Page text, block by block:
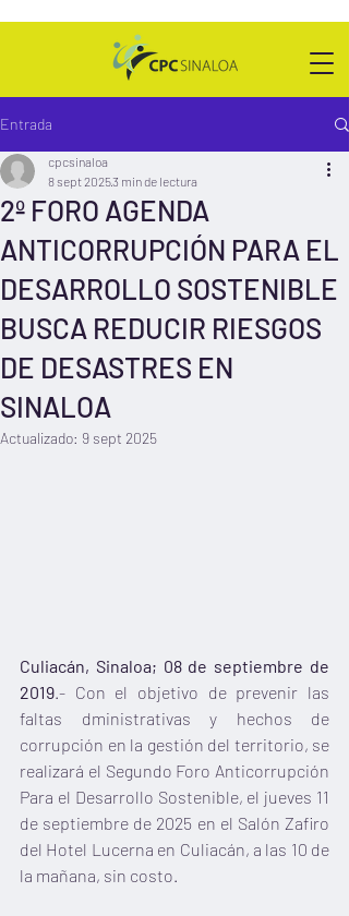
Entrada
2º FORO AGENDA
ANTICORRUPCIÓN PARA EL
DESARROLLO SOSTENIBLE
BUSCA REDUCIR RIESGOS
DE DESASTRES EN
SINALOA
cpcsinaloa
8 sept 20253 min de lectura
Actualizado: 9 sept 2025
Culiacán, Sinaloa; 08 de septiembre de
2019.- Con el objetivo de prevenir las
faltas dministrativas y hechos de
corrupción en la gestión del territorio, se
realizará el Segundo Foro Anticorrupción
Para el Desarrollo Sostenible, el jueves 11
de septiembre de 2025 en el Salón Zafiro
del Hotel Lucerna en Culiacán, a las 10 de
la mañana, sin costo.